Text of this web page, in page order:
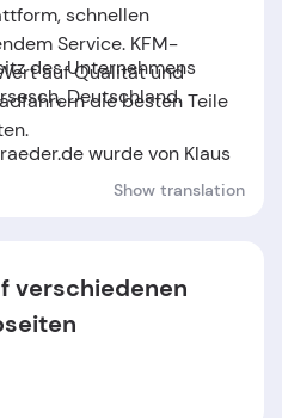
schnellen
Service. KFM-
auf Qualität und
die besten Teile
des Unternehmens
Deutschland.
wurde von Klaus
Show translation
verschiedenen